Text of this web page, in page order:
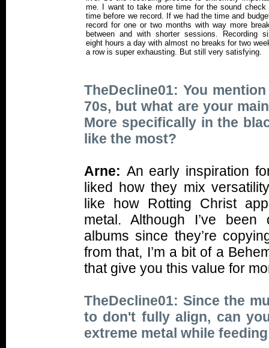
me. I want to take more time for the sound check
time before we record. If we had the time and
record for one or two months with way more
between and with shorter sessions. Recording
eight hours a day with almost no breaks for two
a row is super exhausting. But still very satisfying.
TheDecline01: You
70s, but what are your
More specifically in the
like the most?
Arne: An early inspiration
liked how they mix
like how Rotting Christ
metal. Although I’ve
albums since they’re
from that, I’m a bit of a
that give you this value for
TheDecline01: Since the
to don't fully align, can
extreme metal while